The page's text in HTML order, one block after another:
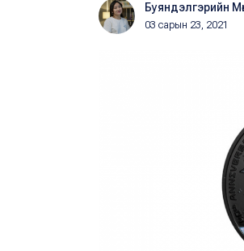
Буяндэлгэрийн
03 сарын 23, 2021